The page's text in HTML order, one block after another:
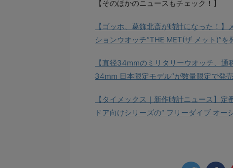
【そのほかのニュースもチェック！】
【ゴッホ、葛飾北斎が時計になった！
ションウオッチ“THE MET(ザ メット)”を
【直径34mmのミリタリーウオッチ、通
34mm 日本限定モデル”が数量限定で発
【タイメックス｜新作時計ニュース】
ドア向けシリーズの“ フリーダイブ オー